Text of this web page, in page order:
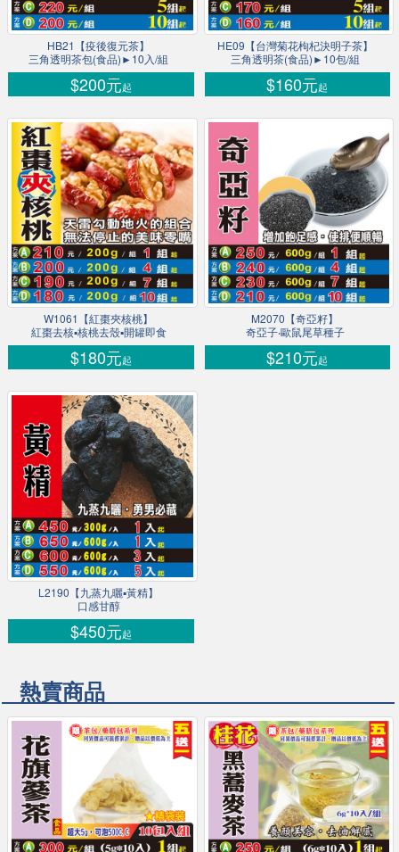
HB21【疫後復元茶】
三角透明茶包(食品)►10入/組
$200元起
HE09【台灣菊花枸杞決明子茶】
三角透明茶(食品)►10包/組
$160元起
W1061【紅棗夾核桃】
紅棗去核▪核桃去殼▪開罐即食
$180元起
M2070【奇亞籽】
奇亞子‧歐鼠尾草種子
$210元起
L2190【九蒸九曬▪黃精】
口感甘醇
$450元起
熱賣商品